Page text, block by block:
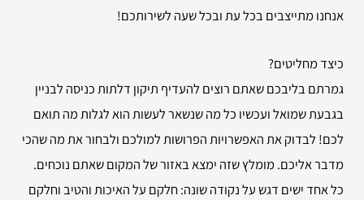
אנחנו מתייצבים בכל עת ובכל שעה לשירותכם!
כיצד מחליטים?
גמרתם בליבכם שאתם רוצים להעדיף תיקון דלתות כניסה לבניין
בגבעת שמואל ועכשיו כל מה שנשאר לעשות הוא לגלות מה תואם
לכם! לבדוק את האפשרויות הפרושות למולכם ולבחור את מה שהכי
מדבר אליכם. מומלץ שזה ימצא באזור של המקום שאתם נוכחים.
כל אחד ישים דגש על נקודה שונה: חלקם על האיכות והטיב וחלקם